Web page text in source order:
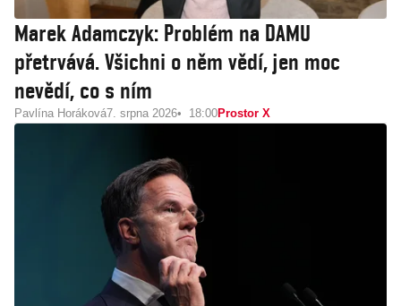
Marek Adamczyk: Problém na DAMU
přetrvává. Všichni o něm vědí, jen moc
nevědí, co s ním
Pavlína Horáková7. srpna 2026 18:00Prostor X